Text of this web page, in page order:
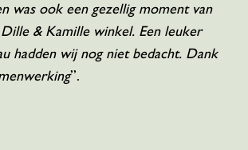
was ook een gezellig moment van
& Kamille winkel. Een leuker
hadden wij nog niet bedacht. Dank
”.